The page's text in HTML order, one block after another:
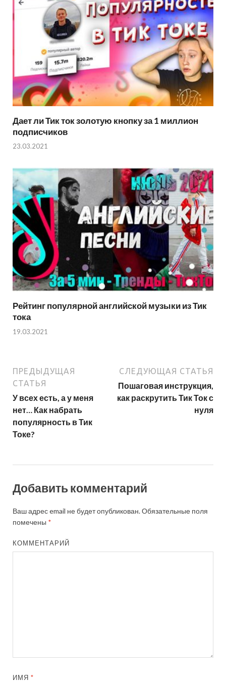
Дает ли Тик ток золотую кнопку за 1 миллион
подписчиков
23.03.2021
Рейтинг популярной английской музыки из Тик
тока
19.03.2021
ПРЕДЫДУЩАЯ
СТАТЬЯ
У всех есть, а у меня
нет… Как набрать
популярность в Тик
Токе?
СЛЕДУЮЩАЯ СТАТЬЯ
Пошаговая инструкция,
как раскрутить Тик Ток с
нуля
Добавить комментарий
Ваш адрес email не будет опубликован.Обязательные поля
помечены *
КОММЕНТАРИЙ
ИМЯ*